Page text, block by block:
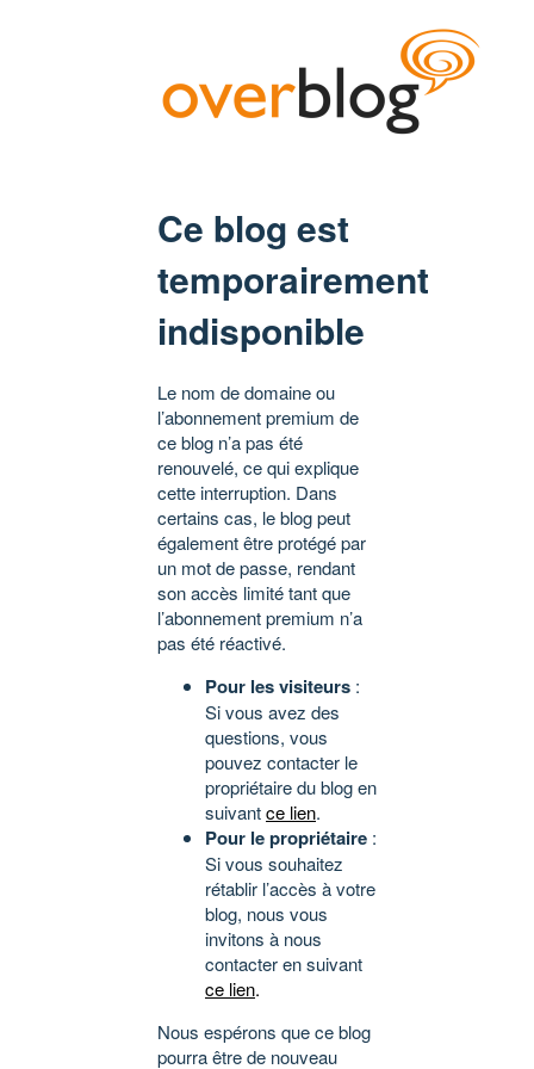
Ce blog est
temporairement
indisponible
Le nom de domaine ou
l’abonnement premium de
ce blog n’a pas été
renouvelé, ce qui explique
cette interruption. Dans
certains cas, le blog peut
également être protégé par
un mot de passe, rendant
son accès limité tant que
l’abonnement premium n’a
pas été réactivé.
Pour les visiteurs :
Si vous avez des
questions, vous
pouvez contacter le
propriétaire du blog en
suivantce lien.
Pour le propriétaire :
Si vous souhaitez
rétablir l’accès à votre
blog, nous vous
invitons à nous
contacter en suivant
ce lien.
Nous espérons que ce blog
pourra être de nouveau